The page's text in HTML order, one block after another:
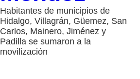
Habitantes de municipios de
Hidalgo, Villagrán, Güemez, San
Carlos, Mainero, Jiménez y
Padilla se sumaron a la
movilización